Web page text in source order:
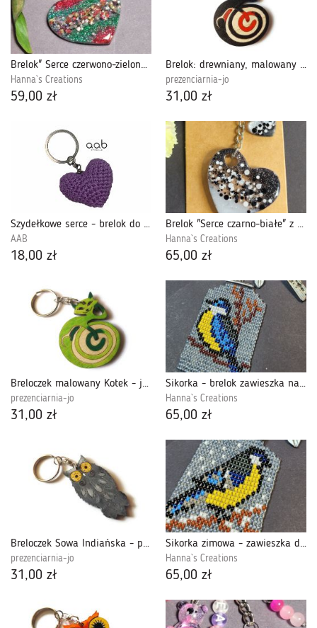
Brelok" Serce czerwono-zielone" z żywicy
Hanna`s Creations
59,00 zł
Brelok: drewniany, malowany Kotek - czarny +
prezenciarnia-jo
31,00 zł
Szydełkowe serce - brelok do kluczy wrzosowe (421623)
AAB
18,00 zł
Brelok "Serce czarno-białe" z żywicy
Hanna`s Creations
65,00 zł
Breloczek malowany Kotek - jaskrawozielony +
prezenciarnia-jo
31,00 zł
Sikorka - brelok zawieszka na klucze, torebkę, plecak tkany z koralików
Hanna`s Creations
65,00 zł
Breloczek Sowa Indiańska - popielata
prezenciarnia-jo
31,00 zł
Sikorka zimowa - zawieszka do kluczy torebki plecaka tkany z koralików
Hanna`s Creations
65,00 zł